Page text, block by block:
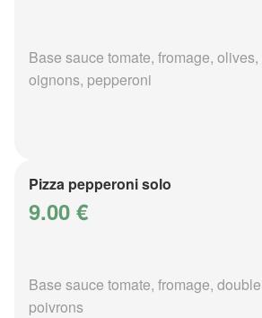
Base sauce tomate, fromage,
oignons, pepperoni
Pizza pepperoni solo
9.00 €
Base sauce tomate, fromage,
poivrons